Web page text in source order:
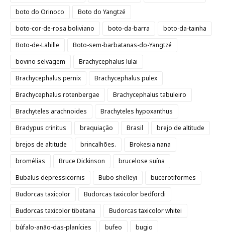
boto do Orinoco
Boto do Yangtzé
boto-cor-de-rosa boliviano
boto-da-barra
boto-da-tainha
Boto-de-Lahille
Boto-sem-barbatanas-do-Yangtzé
bovino selvagem
Brachycephalus lulai
Brachycephalus pernix
Brachycephalus pulex
Brachycephalus rotenbergae
Brachycephalus tabuleiro
Brachyteles arachnoides
Brachyteles hypoxanthus
Bradypus crinitus
braquiação Brasil
brejo de altitude
brejos de altitude
brincalhões.
Brokesia nana
bromélias
Bruce Dickinson
brucelose suína
Bubalus depressicornis
Bubo shelleyi
bucerotiformes
Budorcas taxicolor
Budorcas taxicolor bedfordi
Budorcas taxicolor tibetana
Budorcas taxicolor whitei
búfalo-anão-das-planícies
bufeo
bugio